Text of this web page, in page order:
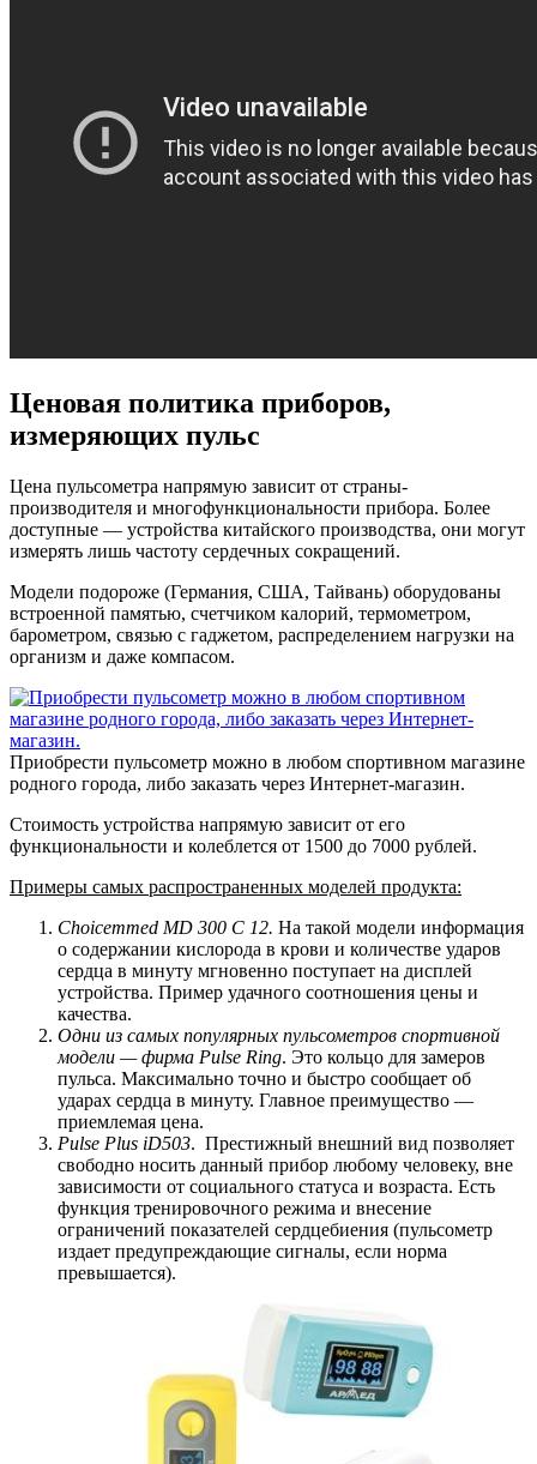
Ценовая политика приборов,
измеряющих пульс
Цена пульсометра напрямую зависит от страны-
производителя и многофункциональности прибора. Более
доступные — устройства китайского производства, они могут
измерять лишь частоту сердечных сокращений.
Модели подороже (Германия, США, Тайвань) оборудованы
встроенной памятью, счетчиком калорий, термометром,
барометром, связью с гаджетом, распределением нагрузки на
организм и даже компасом.
Приобрести пульсометр можно в любом спортивном магазине
родного города, либо заказать через Интернет-магазин.
Стоимость устройства напрямую зависит от его
функциональности и колеблется от 1500 до 7000 рублей.
Примеры самых распространенных моделей продукта:
Choicemmed MD 300 C 12. На такой модели информация
о содержании кислорода в крови и количестве ударов
сердца в минуту мгновенно поступает на дисплей
устройства. Пример удачного соотношения цены и
качества.
Одни из самых популярных пульсометров спортивной
модели — фирма Pulse Ring. Это кольцо для замеров
пульса. Максимально точно и быстро сообщает об
ударах сердца в минуту. Главное преимущество —
приемлемая цена.
Pulse Plus iD503. Престижный внешний вид позволяет
свободно носить данный прибор любому человеку, вне
зависимости от социального статуса и возраста. Есть
функция тренировочного режима и внесение
ограничений показателей сердцебиения (пульсометр
издает предупреждающие сигналы, если норма
превышается).